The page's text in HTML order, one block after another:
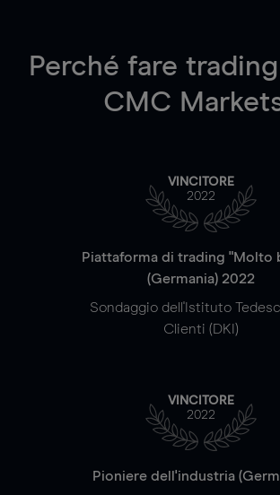
Perché fare
CMC
VINCITORE
2022
Piattaforma di trading "Molto
(Germania) 2022
Sondaggio dell'Istituto
Clienti (DKI)
VINCITORE
2022
Pioniere dell'industria